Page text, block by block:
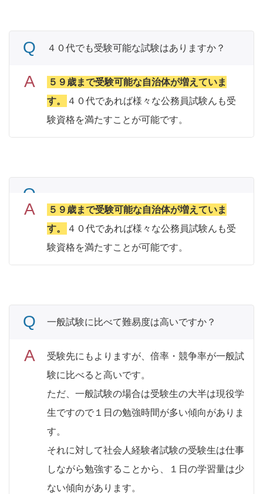
４０代でも受験可能な試験はありますか？
５９歳まで受験可能な自治体が増えていま
す。
４０代であれば様々な公務員試験んも受
験資格を満たすことが可能です。
５９歳まで受験可能な自治体が増えていま
す。
４０代であれば様々な公務員試験んも受
験資格を満たすことが可能です。
一般試験に比べて難易度は高いですか？
受験先にもよりますが、倍率・競争率が一般試
験に比べると高いです。
ただ、一般試験の場合は受験生の大半は現役学
生ですので１日の勉強時間が多い傾向がありま
す。
それに対して社会人経験者試験の受験生は仕事
しながら勉強することから、１日の学習量は少
ない傾向があります。